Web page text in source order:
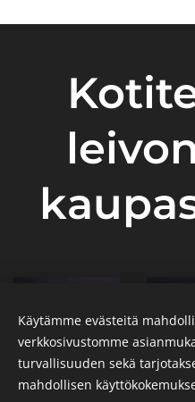
Käytämme evästeitä
verkkosivustomme
turvallisuuden sekä
mahdollisen